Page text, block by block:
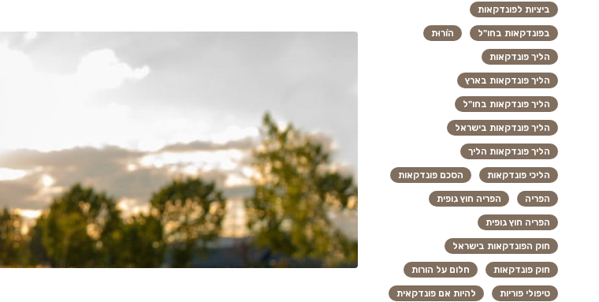
ביציות לפונדקאות
בפונדקאות בחו"ל הוֹרוּת
הליך פונדקאות
הליך פונדקאות בארץ
הליך פונדקאות בחו"ל
הליך פונדקאות בישראל
הליך פונדקאות הליך
הליכי פונדקאות הסכם פונדקאות
הפריה הפריה חוץ גופית
הפריה חוץ גופית
חוק הפונדקאות בישראל
חוק פונדקאות חלום על הורות
טיפולי פוריות להיות אם פונדקאית